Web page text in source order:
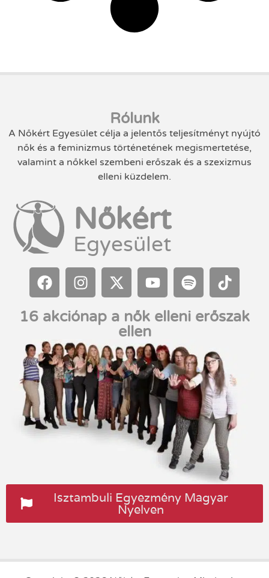
Rólunk
A Nőkért Egyesület célja a jelentős teljesítményt nyújtó
nők és a feminizmus történetének megismertetése,
valamint a nőkkel szembeni erőszak és a szexizmus
elleni küzdelem.
Nőkért
Egyesület
16 akciónap a nők elleni erőszak
ellen
Isztambuli Egyezmény Magyar
Nyelven